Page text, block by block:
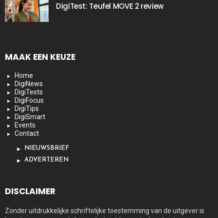
DigiTest: Teufel MOVE 2 review
MAAK EEN KEUZE
Home
DigiNews
DigiTests
DigiFocus
DigiTips
DigiSmart
Events
Contact
NIEUWSBRIEF
ADVERTEREN
DISCLAIMER
Zonder uitdrukkelijke schriftelijke toestemming van de uitgever is